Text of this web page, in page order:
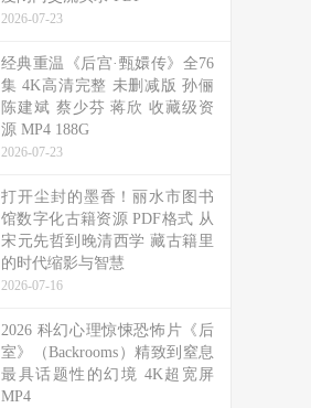
2026-07-23
经典重温《后宫·甄嬛传》全76
集 4K高清完整 未删减版 孙俪
陈建斌 蔡少芬 蒋欣 收藏级资
源 MP4 188G
2026-07-23
打开尘封的墨香！丽水市图书
馆数字化古籍资源 PDF格式 从
宋元先哲到晚清西学 藏古籍里
的时代缩影与智慧
2026-07-16
2026 科幻心理惊悚恐怖片《后
室》（Backrooms）精致到窒息
最具话题性的幻境 4K超宽屏
MP4